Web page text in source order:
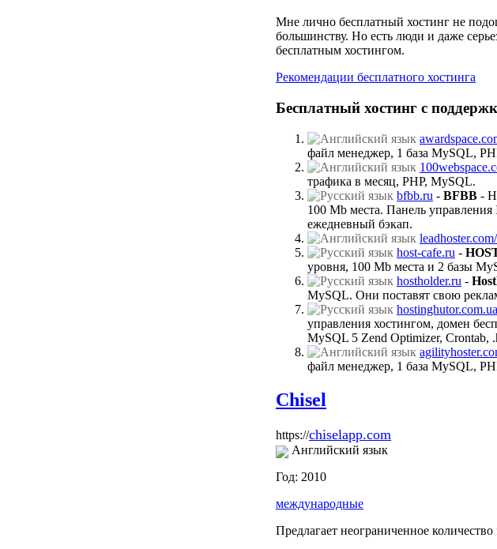
Мне лично бесплатный хостинг не
большинству. Но есть люди и даже
бесплатным хостингом.
Рекомендации бесплатного хостинга
Бесплатный хостинг с
файл менеджер, 1 база MySQL,
трафика в месяц, PHP, MySQL.
bfbb.ru - BFBB -
100 Mb места. Панель
ежедневный бэкап.
host-cafe.ru -
уровня, 100 Mb места и 2 базы
hostholder.ru -
MySQL. Они поставят свою
hostinghutor.com.ua
управления хостингом, домен
MySQL 5 Zend Optimizer, Crontab,
файл менеджер, 1 база MySQL,
Chisel
https://chiselapp.com
Английский язык
Год: 2010
международные
Предлагает неограниченное